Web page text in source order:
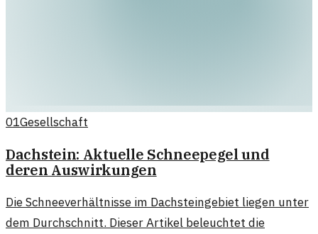
01Gesellschaft
Dachstein: Aktuelle Schneepegel und
deren Auswirkungen
Die Schneeverhältnisse im Dachsteingebiet liegen unter
dem Durchschnitt. Dieser Artikel beleuchtet die